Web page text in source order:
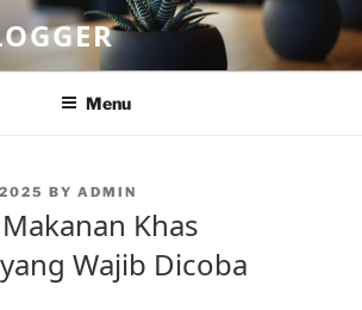
Menu
BY ADMIN
Khas
Wajib Dicoba